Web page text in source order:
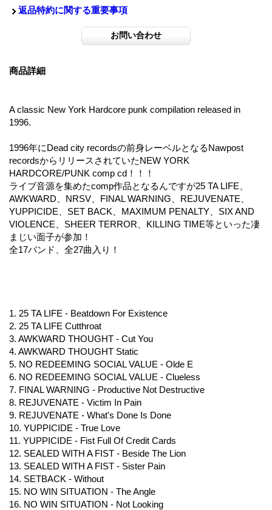
返品特約に関する重要事項
商品詳細
A classic New York Hardcore punk compilation released in
1996.
1996年にDead city recordsの前身レーベルとなるNawpost
recordsからリリースされていたNEW YORK
HARDCORE/PUNK comp cd！！！
ライブ音源を集めたcomp作品となるんですが25 TA LIFE、
AWKWARD、NRSV、FINAL WARNING、REJUVENATE、
YUPPICIDE、SET BACK、MAXIMUM PENALTY、SIX AND
VIOLENCE、SHEER TERROR、KILLING TIME等といった凄
まじい面子が参加！
全17バンド、全27曲入り！
1. 25 TA LIFE - Beatdown For Existence
2. 25 TA LIFE Cutthroat
3. AWKWARD THOUGHT - Cut You
4. AWKWARD THOUGHT Static
5. NO REDEEMING SOCIAL VALUE - Olde E
6. NO REDEEMING SOCIAL VALUE - Clueless
7. FINAL WARNING - Productive Not Destructive
8. REJUVENATE - Victim In Pain
9. REJUVENATE - What's Done Is Done
10. YUPPICIDE - True Love
11. YUPPICIDE - Fist Full Of Credit Cards
12. SEALED WITH A FIST - Beside The Lion
13. SEALED WITH A FIST - Sister Pain
14. SETBACK - Without
15. NO WIN SITUATION - The Angle
16. NO WIN SITUATION - Not Looking